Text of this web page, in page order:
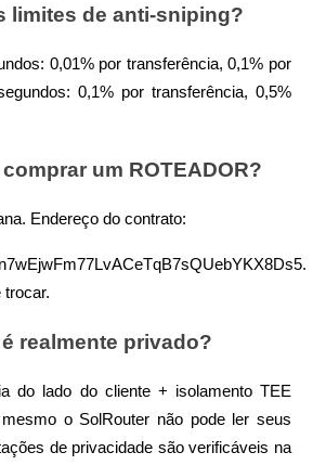
limites de anti-sniping?
0,01% por transferência, 0,1% por
0,1% por transferência, 0,5%
um ROTEADOR?
Endereço do contrato:
trocar.
realmente privado?
do lado do cliente + isolamento TEE
o SolRouter não pode ler seus
de privacidade são verificáveis na